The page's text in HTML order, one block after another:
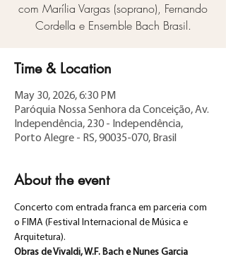
com Marília Vargas (soprano), Fernando
Cordella e Ensemble Bach Brasil.
Time & Location
May 30, 2026, 6:30 PM
Paróquia Nossa Senhora da Conceição, Av.
Independência, 230 - Independência,
Porto Alegre - RS, 90035-070, Brasil
About the event
Concerto com entrada franca em parceria com
o FIMA (Festival Internacional de Música e
Arquitetura).
Obras de Vivaldi, W.F. Bach e Nunes Garcia